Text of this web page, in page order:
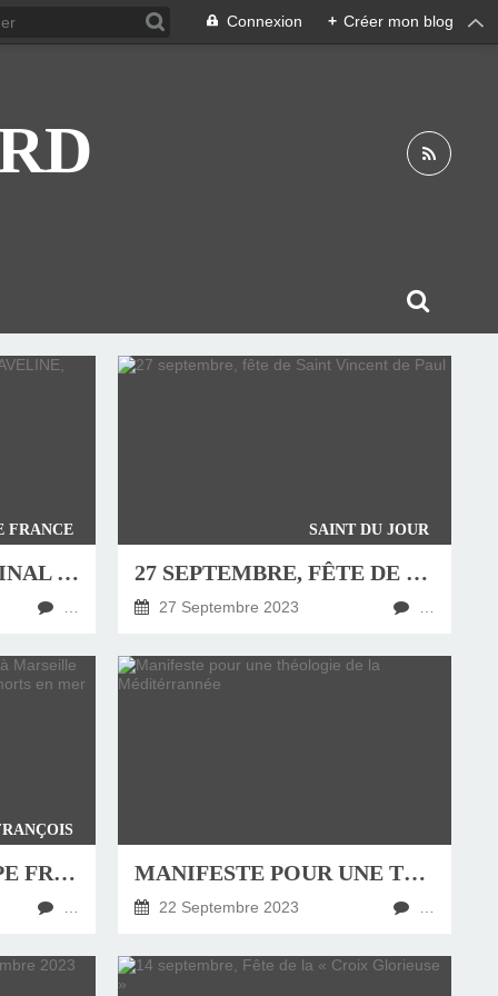
Connexion + Créer mon blog
FRANCE
PORTRAIT DU CARDINAL JEAN-MARC AVELINE, ARCHEVÊQUE DE MARSEILLE
SAINT DU JOUR
27 SEPTEMBRE, FÊTE DE SAINT VINCENT DE PAUL
27 Septembre 2023
LE MESSAGE DU PAPE FRANÇOIS À MARSEILLE AUPRÈS DE LA STELLE DES MIGRANTS MORTS EN MER MANIFESTE POUR UNE THÉOLOGIE DE LA MÉDITÉRRANNÉE
22 Septembre 2023